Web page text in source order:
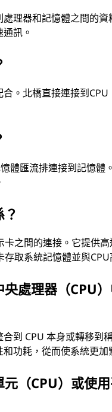
理器和記憶體之間的
訊。
。北橋直接連接到
體匯流排連接到記憶體
卡之間的連接。它提供
取系統記憶體並與CPU
處理器（CPU
到 CPU 本身或轉移到
功耗，從而使系統更加
（CPU）或使